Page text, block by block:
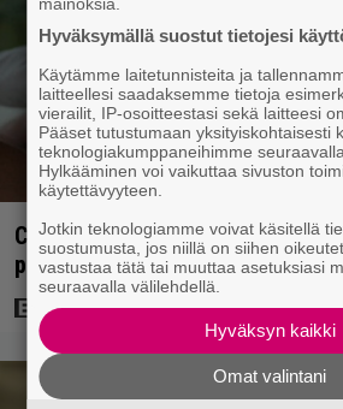
Clint Eastwood näytti Kevin
paikan hyvin yksinkertaisella
Hyväksymällä suostut tietojesi
Käytämme laitetunnisteita ja
laitteellesi saadaksemme tietoja
vierailit, IP-osoitteestasi sekä laitteesi
Pääset tutustumaan yksityiskohtaisesti
teknologiakumppaneihimme
Hylkääminen voi vaikuttaa sivuston
käytettävyyteen.
Jotkin teknologiamme voivat käsitellä
suostumusta, jos niillä on siihen
vastustaa tätä tai muuttaa asetuksiasi
seuraavalla välilehdellä.
Hyväksyn kaikki
Omat valintani